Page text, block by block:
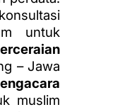
untuk
– Jawa
engacara
muslim